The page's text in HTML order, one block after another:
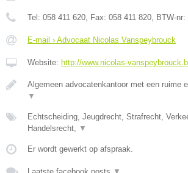
Tel: 058 411 620 , Fax: 058 411 820 , BTW-nr:
E-mail › Advocaat Nicolas Vanspeybrouck
Website: http://www.nicolas-
Algemeen advocatenkantoor met een ruime
▼
Echtscheiding, Jeugdrecht, Strafrecht,
Handelsrecht,
▼
Er wordt gewerkt op afspraak.